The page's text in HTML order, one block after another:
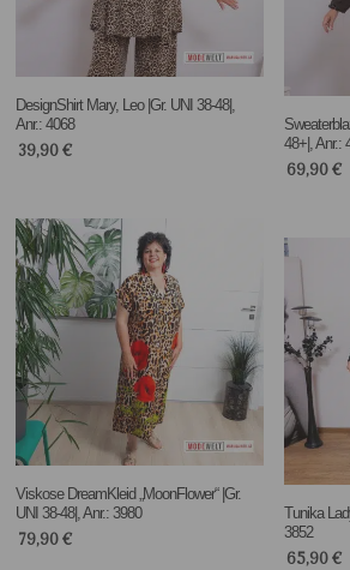
DesignShirt Mary, Leo |Gr. UNI 38-48|,
Anr.: 4068
39,90€
48+|, Anr.:
69,90€
Viskose DreamKleid „MoonFlower“ |Gr.
UNI 38-48|, Anr.: 3980
79,90€
Tunika
3852
65,90€